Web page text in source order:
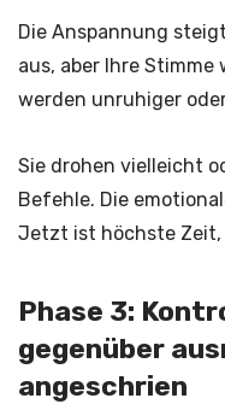
Die Anspannung
aus, aber Ihre
werden unruhiger
Sie drohen vielleicht
Befehle. Die
Jetzt ist höchste Zeit,
Phase 3:
gegenüber
angeschrien